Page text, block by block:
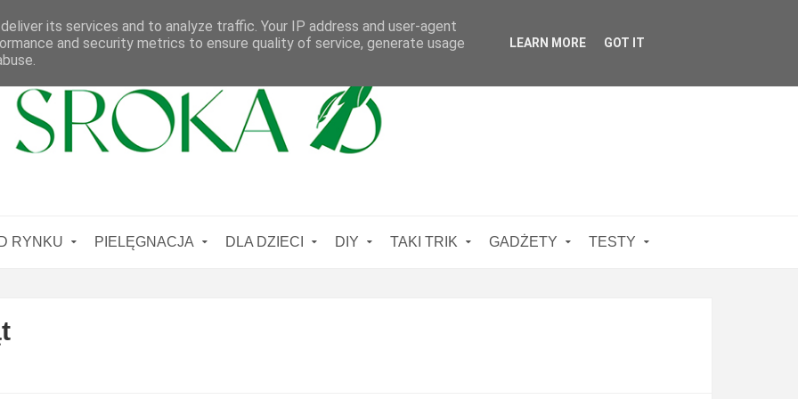
RYNKU PIELĘGNACJA DLA DZIECI DIY TAKI TRIK GADŻETY TESTY
its services and to analyze traffic. Your IP address and user-agent
and security metrics to ensure quality of service, generate usage
LEARN MORE GOT IT